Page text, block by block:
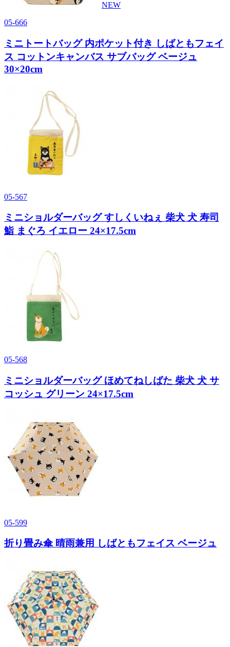
NEW
05-666
ミニトートバッグ 内ポケット付き しばともフェイ
ス コットンキャンバス サブバッグ ベージュ
30×20cm
05-567
ミニショルダーバッグ すしくいねぇ 柴犬 犬 寿司
鮨 まぐろ イエロー 24×17.5cm
05-568
ミニショルダーバッグ ほめてねしばた 柴犬 犬 サ
コッシュ グリーン 24×17.5cm
05-599
折り畳み傘 晴雨兼用 しばともフェイス ベージュ